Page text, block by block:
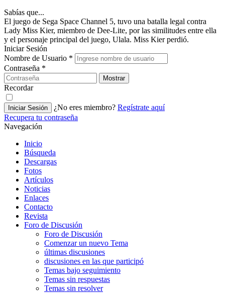
Sabías que...
El juego de Sega Space Channel 5, tuvo una batalla legal contra
Lady Miss Kier, miembro de Dee-Lite, por las similitudes entre ella
y el personaje principal del juego, Ulala. Miss Kier perdió.
Iniciar Sesión
Nombre de Usuario *
Contraseña *
Mostrar
Recordar
Iniciar Sesión ¿No eres miembro? Regístrate aquí
Recupera tu contraseña
Navegación
Inicio
Búsqueda
Descargas
Fotos
Artículos
Noticias
Enlaces
Contacto
Revista
Foro de Discusión
Foro de Discusión
Comenzar un nuevo Tema
últimas discusiones
discusiones en las que participó
Temas bajo seguimiento
Temas sin respuestas
Temas sin resolver